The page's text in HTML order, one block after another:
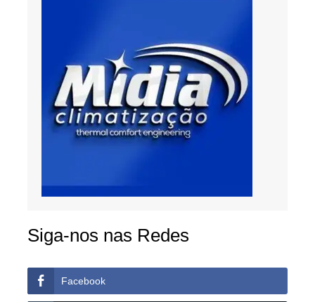
Siga-nos nas Redes
Facebook